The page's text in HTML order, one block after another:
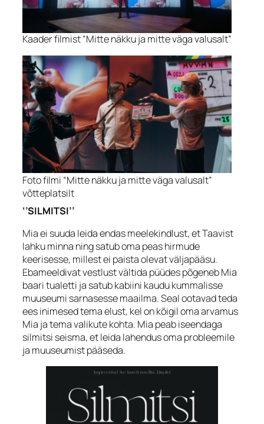
Kaader filmist “Mitte näkku ja mitte väga valusalt”
Foto filmi “Mitte näkku ja mitte väga valusalt”
võtteplatsilt
‘’SILMITSI’’
Mia ei suuda leida endas meelekindlust, et Taavist
lahku minna ning satub oma peas hirmude
keerisesse, millest ei paista olevat väljapääsu.
Ebameeldivat vestlust vältida püüdes põgeneb Mia
baari tualetti ja satub kabiini kaudu kummalisse
muuseumi sarnasesse maailma. Seal ootavad teda
ees inimesed tema elust, kel on kõigil oma arvamus
Mia ja tema valikute kohta. Mia peab iseendaga
silmitsi seisma, et leida lahendus oma probleemile
ja muuseumist pääseda.